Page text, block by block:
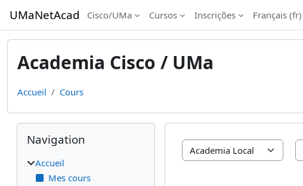
UMaNetAcad Cisco/UMa Cursos Inscrições Français ‎(fr)‎
Academia Cisco / UMa
Accueil Cours
Catégories de cours
Blocs
Passer Navigation
Navigation
Accueil
Mes cours